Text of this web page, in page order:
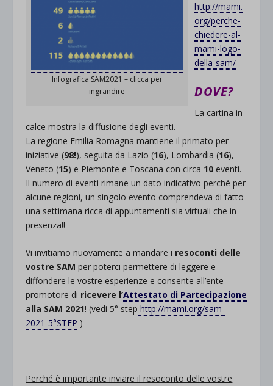
Infografica SAM2021 – clicca per
ingrandire
http://mami.
org/perche-
chiedere-al-
mami-logo-
della-sam/
DOVE?
La cartina in
calce mostra la diffusione degli eventi.
La regione Emilia Romagna mantiene il primato per
iniziative (98!), seguita da Lazio (16), Lombardia (16),
Veneto (15) e Piemonte e Toscana con circa 10 eventi.
Il numero di eventi rimane un dato indicativo perché per
alcune regioni, un singolo evento comprendeva di fatto
una settimana ricca di appuntamenti sia virtuali che in
presenza!!
Vi invitiamo nuovamente a mandare i resoconti delle
vostre SAM per poterci permettere di leggere e
diffondere le vostre esperienze e consente all’ente
promotore di ricevere l’Attestato di Partecipazione
alla SAM 2021! (vedi 5° step http://mami.org/sam-
2021-5°STEP )
Perché è importante inviare il resoconto delle vostre